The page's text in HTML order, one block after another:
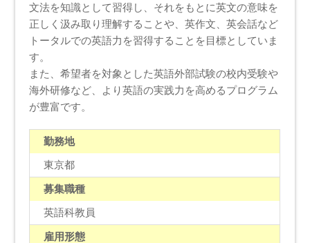
文法を知識として習得し、それをもとに英文の意味を
正しく汲み取り理解することや、英作文、英会話など
トータルでの英語力を習得することを目標としていま
す。
また、希望者を対象とした英語外部試験の校内受験や
海外研修など、より英語の実践力を高めるプログラム
が豊富です。
勤務地
東京都
募集職種
英語科教員
雇用形態